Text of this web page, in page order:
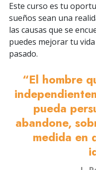
Este curso es tu
sueños sean una
las causas que se
puedes mejorar tu
pasado.
“El hombre
pueda
abandone,
medida en